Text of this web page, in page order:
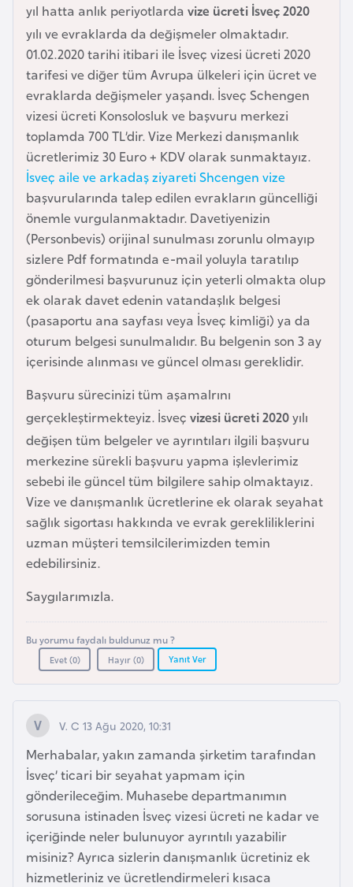
yıl hatta anlık periyotlarda vize ücreti İsveç 2020
yılı ve evraklarda da değişmeler olmaktadır.
01.02.2020 tarihi itibari ile İsveç vizesi ücreti 2020
tarifesi ve diğer tüm Avrupa ülkeleri için ücret ve
evraklarda değişmeler yaşandı. İsveç Schengen
vizesi ücreti Konsolosluk ve başvuru merkezi
toplamda 700 TL’dir. Vize Merkezi danışmanlık
ücretlerimiz 30 Euro + KDV olarak sunmaktayız.
İsveç aile ve arkadaş ziyareti Shcengen vize
başvurularında talep edilen evrakların güncelliği
önemle vurgulanmaktadır. Davetiyenizin
(Personbevis) orijinal sunulması zorunlu olmayıp
sizlere Pdf formatında e-mail yoluyla taratılıp
gönderilmesi başvurunuz için yeterli olmakta olup
ek olarak davet edenin vatandaşlık belgesi
(pasaportu ana sayfası veya İsveç kimliği) ya da
oturum belgesi sunulmalıdır. Bu belgenin son 3 ay
içerisinde alınması ve güncel olması gereklidir.
Başvuru sürecinizi tüm aşamalrını
gerçekleştirmekteyiz. İsveç vizesi ücreti 2020yılı
değişen tüm belgeler ve ayrıntıları ilgili başvuru
merkezine sürekli başvuru yapma işlevlerimiz
sebebi ile güncel tüm bilgilere sahip olmaktayız.
Vize ve danışmanlık ücretlerine ek olarak seyahat
sağlık sigortası hakkında ve evrak gerekliliklerini
uzman müşteri temsilcilerimizden temin
edebilirsiniz.
Saygılarımızla.
Bu yorumu faydalı buldunuz mu ?
Evet (0) Hayır (0) Yanıt Ver
V. C 13 Ağu 2020, 10:31
Merhabalar, yakın zamanda şirketim tarafından
İsveç’ ticari bir seyahat yapmam için
gönderileceğim. Muhasebe departmanımın
sorusuna istinaden İsveç vizesi ücreti ne kadar ve
içeriğinde neler bulunuyor ayrıntılı yazabilir
misiniz? Ayrıca sizlerin danışmanlık ücretiniz ek
hizmetleriniz ve ücretlendirmeleri kısaca
l
a
d
e
ş
B
e
l
a
r
u
s
B
e
l
ç
i
a
B
e
n
i
n
B
o
s
a
e
r
s
e
k
B
u